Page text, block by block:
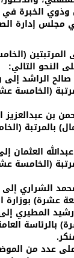
وذوي الخبرة
مجلس إدارة
المرتبتين
النحو التالي:
صالح الراشد
(الخامسة
بن
بالمرتبة
العثمان
(الخامسة
الشراري
عشرة) بوزارة
رشيد المطيري
بالرئاسة
عدد من